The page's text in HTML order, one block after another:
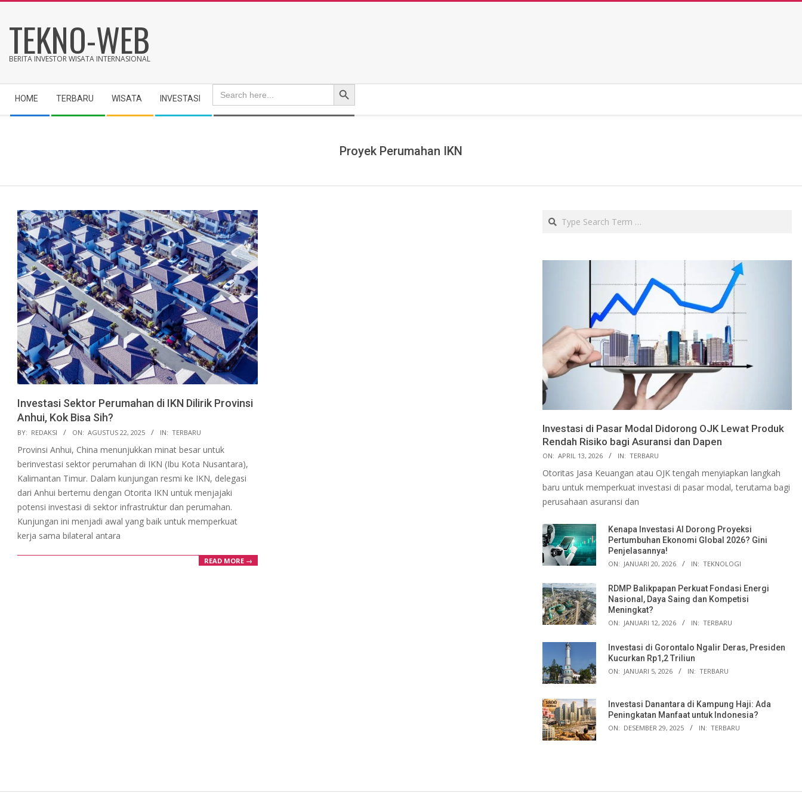
content
TEKNO-WEB
BERITA INVESTOR WISATA INTERNASIONAL
Navigation
Menu
HOME TERBARU WISATA INVESTASI
Search
for:
Search Button
Proyek Perumahan IKN
Investasi Sektor Perumahan di IKN Dilirik Provinsi
Anhui, Kok Bisa Sih?
2025-
08-
22
BY: REDAKSI ON: AGUSTUS 22, 2025 IN: TERBARU
Provinsi Anhui, China menunjukkan minat besar untuk
berinvestasi sektor perumahan di IKN (Ibu Kota Nusantara),
Kalimantan Timur. Dalam kunjungan resmi ke IKN, delegasi
dari Anhui bertemu dengan Otorita IKN untuk menjajaki
potensi investasi di sektor infrastruktur dan perumahan.
Kunjungan ini menjadi awal yang baik untuk memperkuat
kerja sama bilateral antara
READ MORE →
Search
Investasi di Pasar Modal Didorong OJK Lewat Produk
Rendah Risiko bagi Asuransi dan Dapen
ON: APRIL 13, 2026 IN: TERBARU
Otoritas Jasa Keuangan atau OJK tengah menyiapkan langkah
baru untuk memperkuat investasi di pasar modal, terutama bagi
perusahaan asuransi dan
Kenapa Investasi AI Dorong Proyeksi
Pertumbuhan Ekonomi Global 2026? Gini
Penjelasannya!
ON: JANUARI 20, 2026 IN: TEKNOLOGI
RDMP Balikpapan Perkuat Fondasi Energi
Nasional, Daya Saing dan Kompetisi
Meningkat?
ON: JANUARI 12, 2026 IN: TERBARU
Investasi di Gorontalo Ngalir Deras, Presiden
Kucurkan Rp1,2 Triliun
ON: JANUARI 5, 2026 IN: TERBARU
Investasi Danantara di Kampung Haji: Ada
Peningkatan Manfaat untuk Indonesia?
ON: DESEMBER 29, 2025 IN: TERBARU